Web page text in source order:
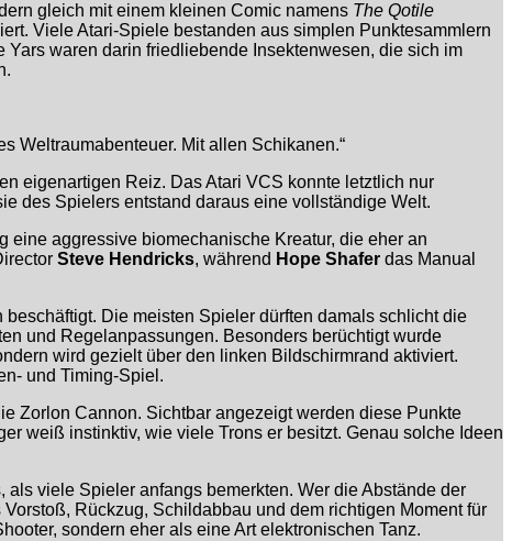
gleich mit einem kleinen Comic namens The Qotile
Viele Atari-Spiele bestanden aus simplen Punktesammlern
waren darin friedliebende Insektenwesen, die sich im
Weltraumabenteuer. Mit allen Schikanen.“
eigenartigen Reiz. Das Atari VCS konnte letztlich nur
des Spielers entstand daraus eine vollständige Welt.
aggressive biomechanische Kreatur, die eher an
Steve Hendricks, während Hope Shafer das Manual
Die meisten Spieler dürften damals schlicht die
und Regelanpassungen. Besonders berüchtigt wurde
wird gezielt über den linken Bildschirmrand aktiviert.
und Timing-Spiel.
Zorlon Cannon. Sichtbar angezeigt werden diese Punkte
weiß instinktiv, wie viele Trons er besitzt. Genau solche Ideen
viele Spieler anfangs bemerkten. Wer die Abstände der
Rückzug, Schildabbau und dem richtigen Moment für
sondern eher als eine Art elektronischen Tanz.